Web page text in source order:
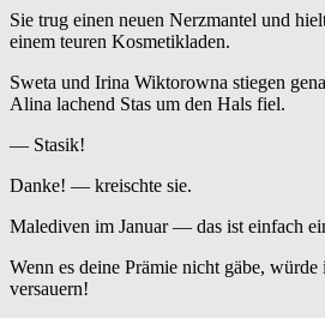
Sie trug einen neuen Nerzmantel und
einem teuren Kosmetikladen.
Sweta und Irina Wiktorowna stiegen
Alina lachend Stas um den Hals fiel.
— Stasik!
Danke! — kreischte sie.
Malediven im Januar — das ist einfach
Wenn es deine Prämie nicht gäbe,
versauern!